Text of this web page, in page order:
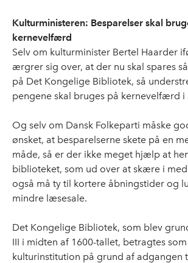
Kulturministeren: Besparelser skal
kernevelfærd
Selv om kulturminister Bertel Haarder
ærgrer sig over, at der nu skal spares
på Det Kongelige Bibliotek, så
pengene skal bruges på kernevelfærd i
Og selv om Dansk Folkeparti måske
ønsket, at besparelserne skete på en
måde, så er der ikke meget hjælp at
biblioteket, som ud over at skære i
også må ty til kortere åbningstider og
mindre læsesale.
Det Kongelige Bibliotek, som blev
III i midten af 1600-tallet, betragtes
kulturinstitution på grund af adgangen